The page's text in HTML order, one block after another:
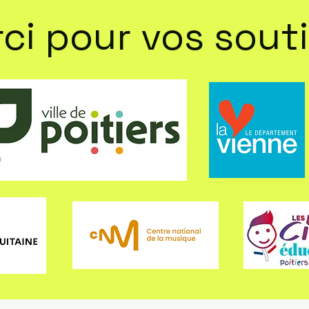
pour vos